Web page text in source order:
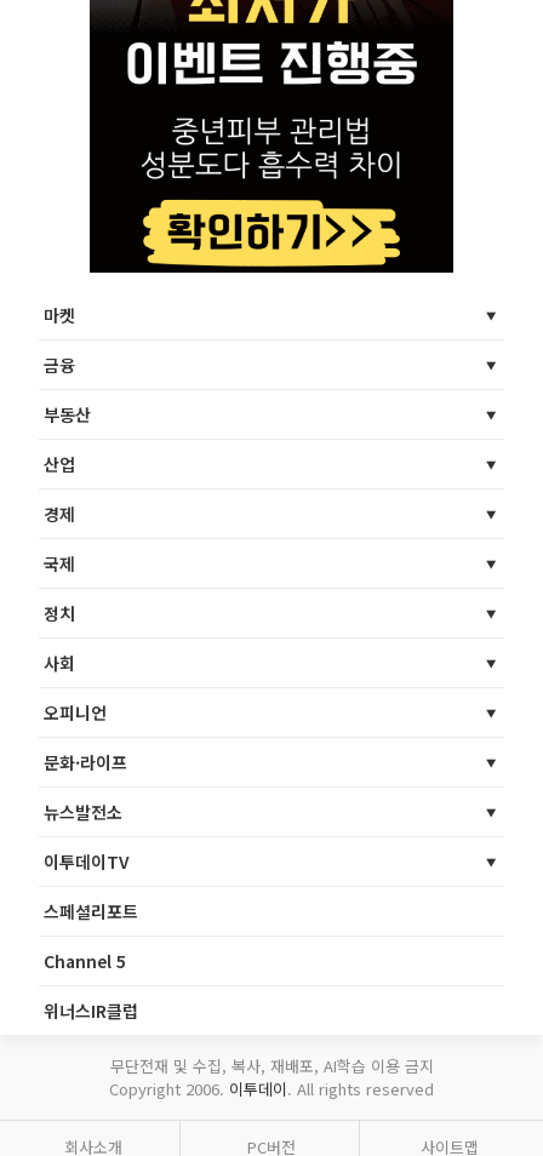
마켓
금융
부동산
산업
경제
국제
정치
사회
오피니언
문화·라이프
뉴스발전소
이투데이TV
스페셜리포트
Channel 5
위너스IR클럽
무단전재 및 수집, 복사, 재배포, AI학습 이용 금지
Copyright 2006. 이투데이. All rights reserved
회사소개 PC버전 사이트맵